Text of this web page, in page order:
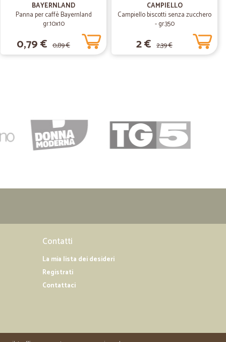
BAYERNLAND
Panna per caffè Bayernland
gr.10x10
0,79 € 0,89 €
CAMPIELLO
Campiello biscotti senza zucchero
- gr.350
2 € 2,39 €
Contatti
La mia lista dei desideri
Registrati
Contattaci